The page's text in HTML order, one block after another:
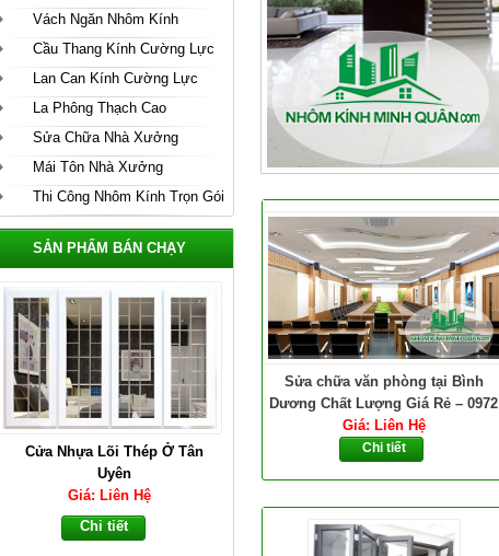
Sửa chữa văn phòng tại Bình
Dương Chất Lượng Giá Rẻ – 0972
134 785
Giá: Liên Hệ
Chi tiết
Vách Ngăn Nhôm Kính
Cầu Thang Kính Cường Lực
Lan Can Kính Cường Lực
La Phông Thạch Cao
Sửa Chữa Nhà Xưởng
Mái Tôn Nhà Xưởng
Thi Công Nhôm Kính Trọn Gói
SẢN PHẨM BÁN CHẠY
Cửa Nhựa Lõi Thép Ở Tân
Uyên
Giá: Liên Hệ
Chi tiết